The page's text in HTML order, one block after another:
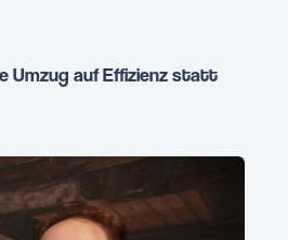
Umzug auf Effizienz statt